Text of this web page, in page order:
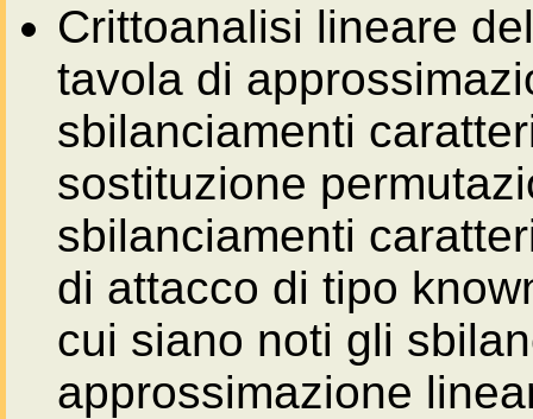
Crittoanalisi lineare
tavola di
sbilanciamenti
sostituzione
sbilanciamenti
di attacco di tipo
cui siano noti gli
approssimazione